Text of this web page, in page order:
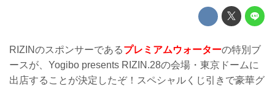
RIZINのスポンサーであるプレミアムウォーターの特別ブ
ースが、Yogibo presents RIZIN.28の会場・東京ドームに
出店することが決定したぞ！スペシャルくじ引きで豪華グ